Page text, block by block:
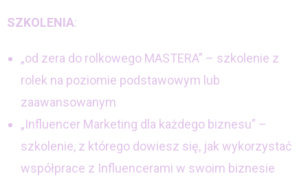
SZKOLENIA:
„od zera do rolkowego MASTERA” – szkolenie z
rolek na poziomie podstawowym lub
zaawansowanym
„Influencer Marketing dla każdego biznesu” –
szkolenie, z którego dowiesz się, jak wykorzystać
współprace z Influencerami w swoim biznesie